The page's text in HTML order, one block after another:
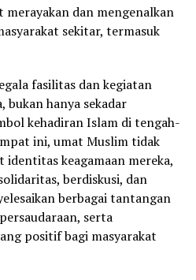
dan mengenalkan
sekitar, termasuk
fasilitas dan kegiatan
bukan hanya sekadar
kehadiran Islam di tengah-
ini, umat Muslim tidak
keagamaan mereka,
berdiskusi, dan
berbagai tantangan
serta
positif bagi masyarakat